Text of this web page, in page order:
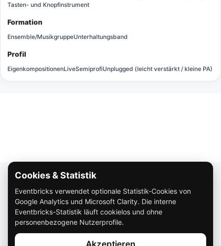
Tasten- und Knopfinstrument
Formation
Ensemble/MusikgruppeUnterhaltungsband
Profil
EigenkompositionenLiveSemiprofiUnplugged (leicht verstärkt / kleine PA)
Über Eventbricks
So funktioniert Eventbricks
Impressum
Datenschutz
Cookies & Statistik
Eventbricks verwendet optionale Statistik-Cookies von
Google Analytics und Microsoft Clarity. Die interne
Eventbricks-Statistik läuft cookielos und ohne
personenbezogene Nutzerprofile.
Akzeptieren